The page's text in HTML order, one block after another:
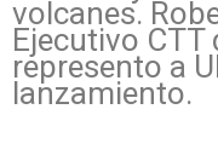
volcanes.
Ejecutivo CTT
represento a
lanzamiento.